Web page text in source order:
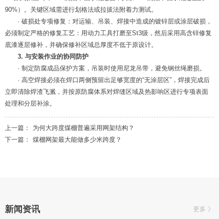
90%）。关键区域需进行划格法或拉拔法附着力测试。
· 破损处专项修复：对运输、吊装、焊接中造成的镀锌层或涂层破损，
必须制定严格的修复工艺：用动力工具打磨至St3级，然后采用高含锌修复
底漆逐层修补，并确保修补区域总厚度不低于原设计。
3. 与安装作业的协同防护
· 制定防腐成品保护方案，吊装时使用尼龙吊带，避免钢丝绳磨损。
· 高空焊接必须在焊口两侧预留出足够宽度的“无涂层区”，焊接完成后
立即清除焊渣飞溅，并按原防腐体系对焊缝区域及热影响区进行专项表面
处理和分层补涂。
上一篇：
为何大跨度煤棚普遍采用网架结构？
下一篇：
煤棚网架最大能做多少米跨度？
更多 》
新闻资讯